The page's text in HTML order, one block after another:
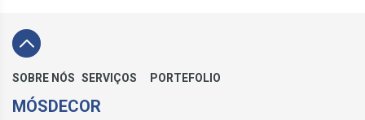
SOBRE NÓS SERVIÇOS PORTEFOLIO
MÓSDECOR